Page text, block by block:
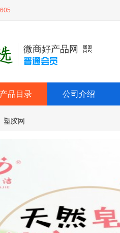
微商好产品网
产品目录 公司介绍
塑胶网